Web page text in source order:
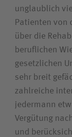
unglaublich
Patienten von
über die
beruflichen
gesetzlichen
sehr breit
zahlreiche
jedermann
Vergütung
und